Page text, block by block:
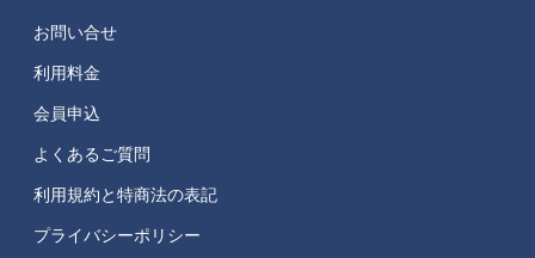
お問い合せ
利用料金
会員申込
よくあるご質問
利用規約と特商法の表記
プライバシーポリシー